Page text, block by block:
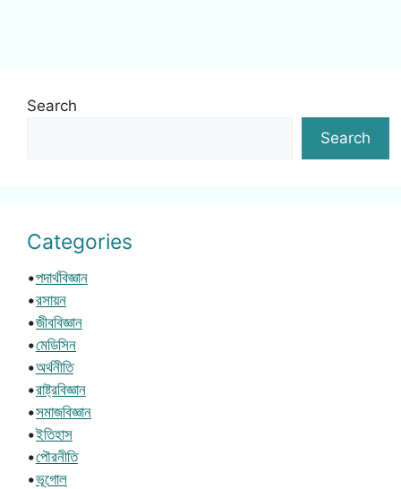
Search
Search
Categories
•পদার্থবিজ্ঞান
•রসায়ন
•জীববিজ্ঞান
•মেডিসিন
•অর্থনীতি
•রাষ্ট্রবিজ্ঞান
•সমাজবিজ্ঞান
•ইতিহাস
•পৌরনীতি
•ভূগোল